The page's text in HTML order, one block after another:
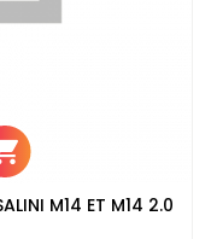
M14 ET M14 2.0